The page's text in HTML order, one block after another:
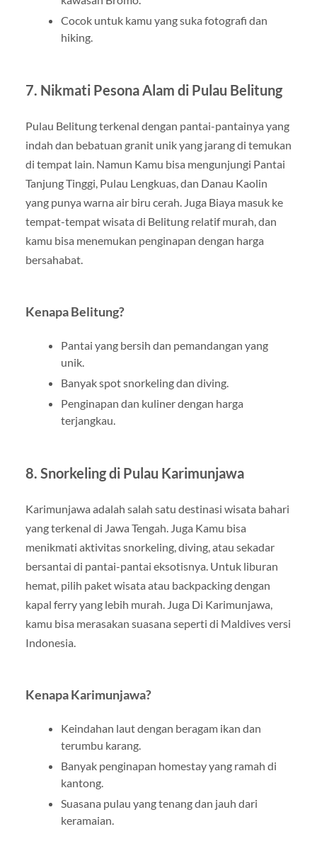
Cocok untuk kamu yang suka fotografi dan
hiking.
7. Nikmati Pesona Alam di Pulau Belitung
Pulau Belitung terkenal dengan pantai-pantainya yang
indah dan bebatuan granit unik yang jarang di temukan
di tempat lain. Namun Kamu bisa mengunjungi Pantai
Tanjung Tinggi, Pulau Lengkuas, dan Danau Kaolin
yang punya warna air biru cerah. Juga Biaya masuk ke
tempat-tempat wisata di Belitung relatif murah, dan
kamu bisa menemukan penginapan dengan harga
bersahabat.
Kenapa Belitung?
Pantai yang bersih dan pemandangan yang
unik.
Banyak spot snorkeling dan diving.
Penginapan dan kuliner dengan harga
terjangkau.
8. Snorkeling di Pulau Karimunjawa
Karimunjawa adalah salah satu destinasi wisata bahari
yang terkenal di Jawa Tengah. Juga Kamu bisa
menikmati aktivitas snorkeling, diving, atau sekadar
bersantai di pantai-pantai eksotisnya. Untuk liburan
hemat, pilih paket wisata atau backpacking dengan
kapal ferry yang lebih murah. Juga Di Karimunjawa,
kamu bisa merasakan suasana seperti di Maldives versi
Indonesia.
Kenapa Karimunjawa?
Keindahan laut dengan beragam ikan dan
terumbu karang.
Banyak penginapan homestay yang ramah di
kantong.
Suasana pulau yang tenang dan jauh dari
keramaian.